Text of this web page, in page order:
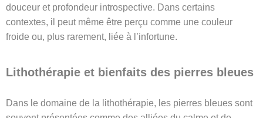
douceur et profondeur introspective. Dans certains
contextes, il peut même être perçu comme une couleur
froide ou, plus rarement, liée à l’infortune.
Lithothérapie et bienfaits des pierres bleues
Dans le domaine de la lithothérapie, les pierres bleues sont